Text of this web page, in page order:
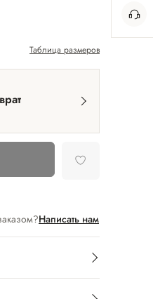
Таблица размеров
Написать нам